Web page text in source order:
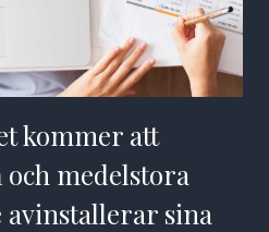
kommer att
medelstora
sina